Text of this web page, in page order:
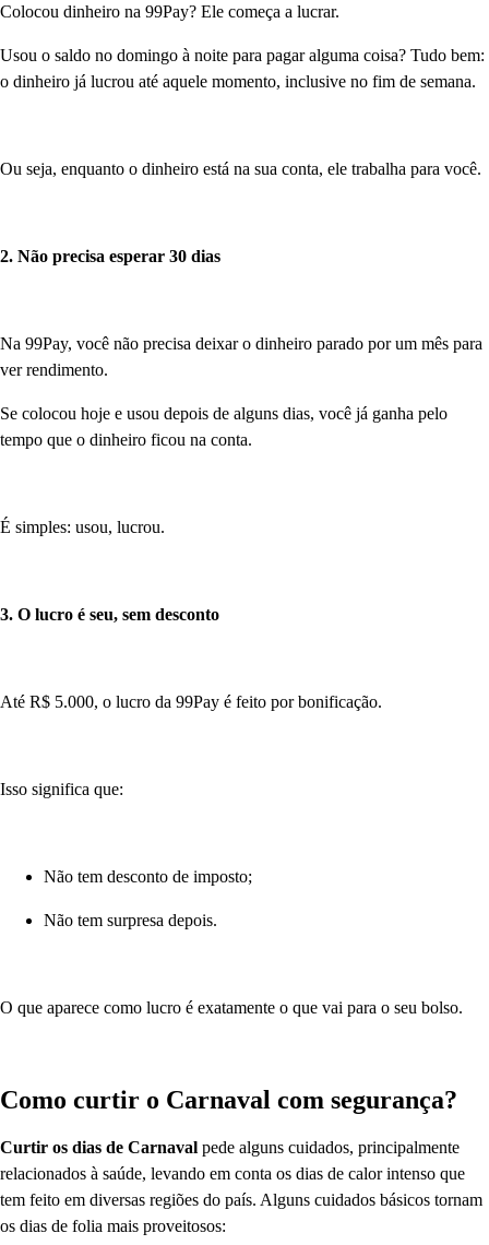
Colocou dinheiro na 99Pay? Ele começa a lucrar.
Usou o saldo no domingo à noite para pagar alguma coisa? Tudo bem:
o dinheiro já lucrou até aquele momento, inclusive no fim de semana.
Ou seja, enquanto o dinheiro está na sua conta, ele trabalha para você.
2. Não precisa esperar 30 dias
Na 99Pay, você não precisa deixar o dinheiro parado por um mês para
ver rendimento.
Se colocou hoje e usou depois de alguns dias, você já ganha pelo
tempo que o dinheiro ficou na conta.
É simples: usou, lucrou.
3. O lucro é seu, sem desconto
Até R$ 5.000, o lucro da 99Pay é feito por bonificação.
Isso significa que:
Não tem desconto de imposto;
Não tem surpresa depois.
O que aparece como lucro é exatamente o que vai para o seu bolso.
Como curtir o Carnaval com segurança?
Curtir os dias de Carnaval pede alguns cuidados, principalmente
relacionados à saúde, levando em conta os dias de calor intenso que
tem feito em diversas regiões do país. Alguns cuidados básicos tornam
os dias de folia mais proveitosos: